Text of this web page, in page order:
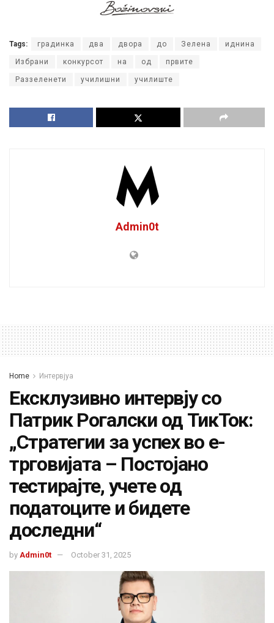
Tags: градинка два двора до Зелена иднина
Избрани конкурсот на од првите
Раззеленети училишни училиште
Admin0t
Home Интервјуа
Ексклузивно интервју со
Патрик Рогалски од ТикТок:
„Стратегии за успех во е-
трговијата – Постојано
тестирајте, учете од
податоците и бидете
доследни“
by Admin0t October 31, 2025